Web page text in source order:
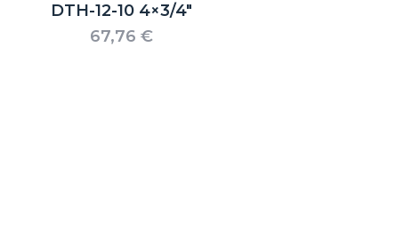
DTH-12-10 4×3/4″
67,76 €